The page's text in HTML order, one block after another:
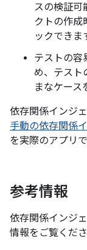
スの検証可
クトの作成
ックできま
テストの容
め、テスト
まなケース
依存関係インジ
手動の依存関係
を実際のアプリ
参考情報
依存関係インジ
情報をご覧くださ